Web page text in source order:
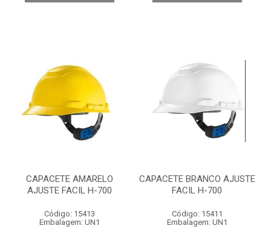
CAPACETE AMARELO
AJUSTE FACIL H-700
Código: 15413
Embalagem: UN1
CAPACETE BRANCO AJUSTE
FACIL H-700
Código: 15411
Embalagem: UN1